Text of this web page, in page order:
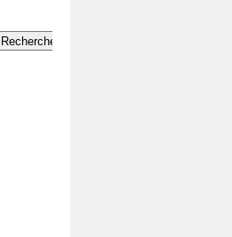
Rechercher